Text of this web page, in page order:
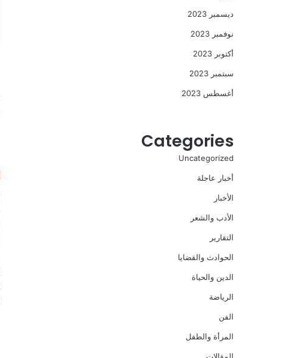
ديسمبر 2023
نوفمبر 2023
أكتوبر 2023
سبتمبر 2023
أغسطس 2023
Categories
Uncategorized
أخبار عاجلة
الأخبار
الأدب والشعر
التقارير
الحوادث والقضايا
الدين والحياة
الرياضة
الفن
المرأة والطفل